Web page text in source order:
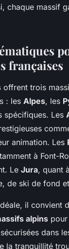
chaque massif
françaises
offrent trois
: les Alpes, les
spécifiques. Les
animation. Les
à Font-
Le Jura, quant
de ski de fond
il convient
alpins pour
dans
la tranquillité